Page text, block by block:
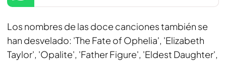
Los nombres de las doce canciones también se
han desvelado: 'The Fate of Ophelia', 'Elizabeth
Taylor', 'Opalite', 'Father Figure', 'Eldest Daughter',